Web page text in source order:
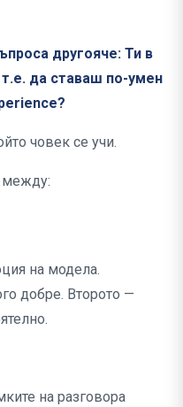
другояче: Ти в
да ставаш по-умен
човек се учи.
между:
на модела.
добре. Второто —
на разговора